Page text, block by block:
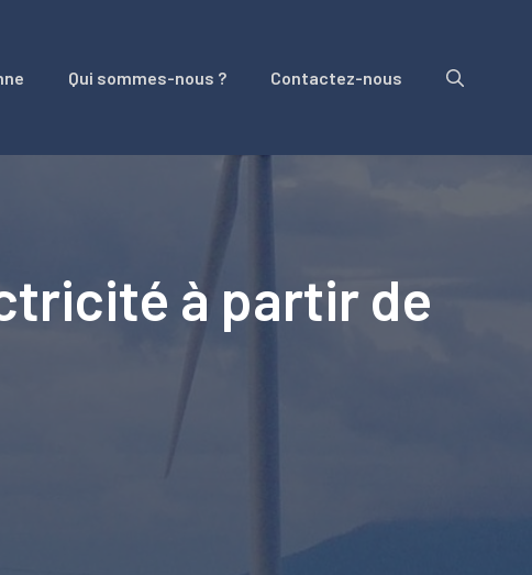
Qui sommes-nous ? Contactez-nous
à partir de